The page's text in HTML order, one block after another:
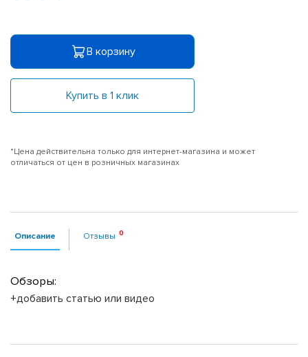
В корзину
Купить в 1 клик
*Цена действительна только для интернет-магазина и может
отличаться от цен в розничных магазинах
Описание Отзывы
Обзоры:
+добавить статью или видео